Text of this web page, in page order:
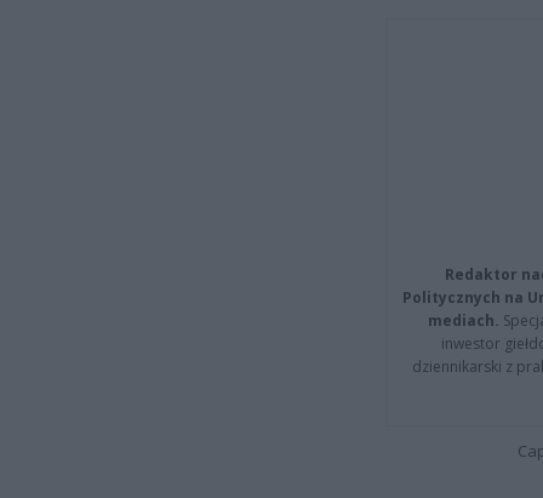
Redaktor
Politycznych na
mediach.
inwestor
dziennikarski z